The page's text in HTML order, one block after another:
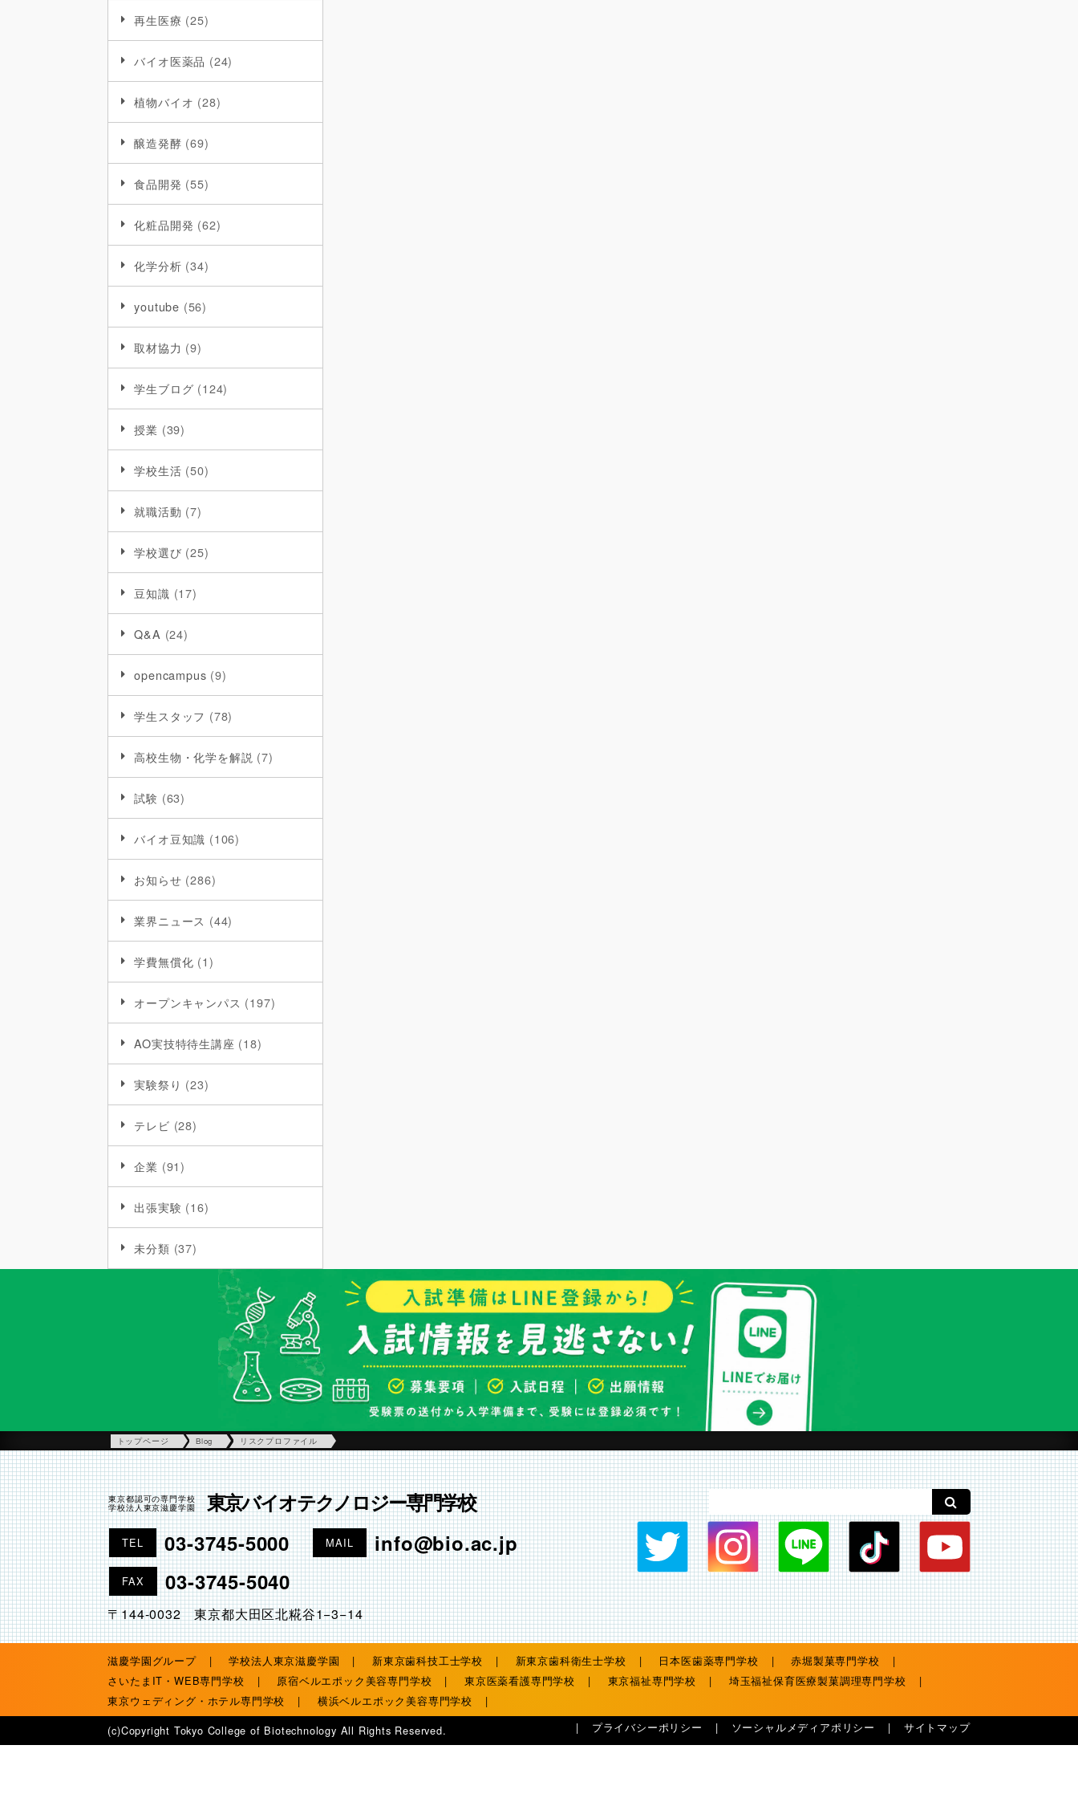
再生医療 (25)
バイオ医薬品 (24)
植物バイオ (28)
醸造発酵 (69)
食品開発 (55)
化粧品開発 (62)
化学分析 (34)
youtube (56)
取材協力 (9)
学生ブログ (124)
授業 (39)
学校生活 (50)
就職活動 (7)
学校選び (25)
豆知識 (17)
Q&A (24)
opencampus (9)
学生スタッフ (78)
高校生物・化学を解説 (7)
試験 (63)
バイオ豆知識 (106)
お知らせ (286)
業界ニュース (44)
学費無償化 (1)
オープンキャンパス (197)
AO実技特待生講座 (18)
実験祭り (23)
テレビ (28)
企業 (91)
出張実験 (16)
未分類 (37)
トップページ Blog リスクプロファイル
東京都認可の専門学校
学校法人東京滋慶学園
東京バイオテクノロジー専門学校
TEL 03-3745-5000 MAIL info@bio.ac.jp
FAX 03-3745-5040
〒144-0032 東京都大田区北糀谷1−3−14
滋慶学園グループ 学校法人東京滋慶学園 新東京歯科技工士学校 新東京歯科衛生士学校 日本医歯薬専門学校
赤堀製菓専門学校
さいたまIT・WEB専門学校
原宿ベルエポック美容専門学校 東京医薬看護専門学校 東京福祉専門学校
埼玉福祉保育医療製菓調理専門学校
東京ウェディング・ホテル専門学校
横浜ベルエポック美容専門学校
サイトマップ
ソーシャルメディアポリシー
プライバシーポリシー
(c)Copyright Tokyo College of Biotechnology All Rights Reserved.